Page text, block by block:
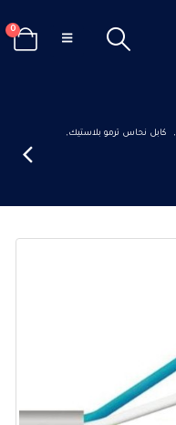
0
, كابل نحاس ترمو بلاستيك,